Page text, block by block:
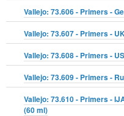
Vallejo: 73.606 - Primers -
Vallejo: 73.607 - Primers -
Vallejo: 73.608 - Primers -
Vallejo: 73.609 - Primers -
Vallejo: 73.610 - Primers -
(60 ml)